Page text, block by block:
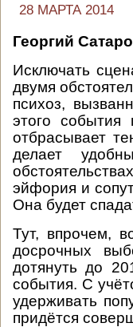
28 МАРТА 2014
Георгий
Исключать
двумя
психоз,
этого
отбрасывает
делает
эйфория и
Она будет
Тут, впрочем,
досрочных
дотянуть до
события. С
удерживать
придётся